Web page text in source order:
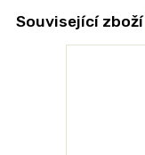
Související zboží